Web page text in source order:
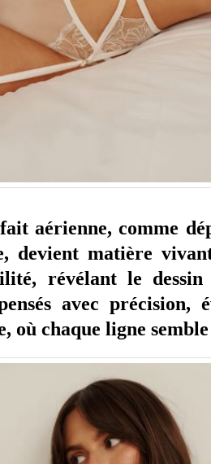
aérienne, comme
devient matière
révélant le
avec précision,
où chaque ligne